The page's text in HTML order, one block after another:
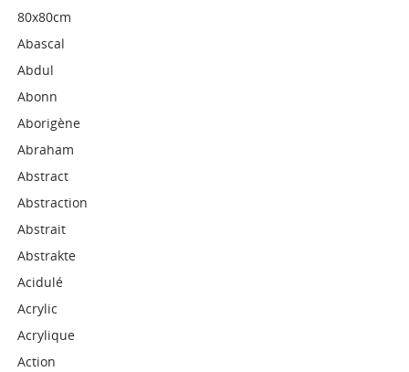
80x80cm
Abascal
Abdul
Abonn
Aborigène
Abraham
Abstract
Abstraction
Abstrait
Abstrakte
Acidulé
Acrylic
Acrylique
Action